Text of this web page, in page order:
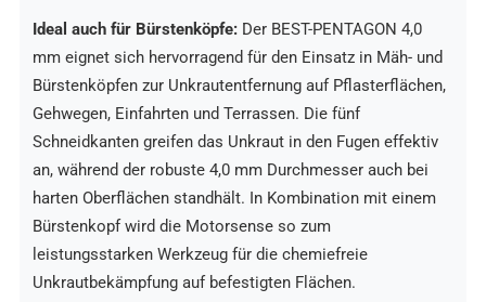
Ideal auch für Bürstenköpfe: Der BEST-PENTAGON 4,0
mm eignet sich hervorragend für den Einsatz in Mäh- und
Bürstenköpfen zur Unkrautentfernung auf Pflasterflächen,
Gehwegen, Einfahrten und Terrassen. Die fünf
Schneidkanten greifen das Unkraut in den Fugen effektiv
an, während der robuste 4,0 mm Durchmesser auch bei
harten Oberflächen standhält. In Kombination mit einem
Bürstenkopf wird die Motorsense so zum
leistungsstarken Werkzeug für die chemiefreie
Unkrautbekämpfung auf befestigten Flächen.